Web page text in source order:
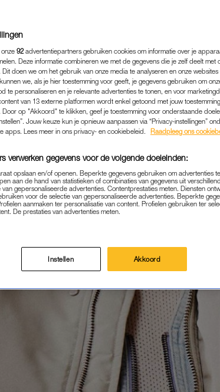
92 advertentiepartners gebruiken cookies om informatie over je
Deze informatie combineren we met de gegevens die je zelf deelt met
doen we om het gebruik van onze media te analyseren en onze
we, als je hier toestemming voor geeft, je gegevens gebruiken om
te personaliseren en je relevante advertenties te tonen, en voor
van 13 externe platformen wordt enkel getoond met jouw
Door op "Akkoord" te klikken, geef je toestemming voor onderstaande
Jouw keuze kun je opnieuw aanpassen via “Privacy-instellingen”
apps. Lees meer in ons privacy- en cookiebeleid.
Raadpleeg ons
verwerken gegevens voor de volgende doeleinden:
opslaan en/of openen. Beperkte gegevens gebruiken om advertenties
aan de hand van statistieken of combinaties van gegevens uit
gepersonaliseerde advertenties. Contentprestaties meten. Diensten
voor de selectie van gepersonaliseerde advertenties. Beperkte
aanmaken ter personalisatie van content. Profielen gebruiken ter
De prestaties van advertenties meten.
Instellen Akkoord